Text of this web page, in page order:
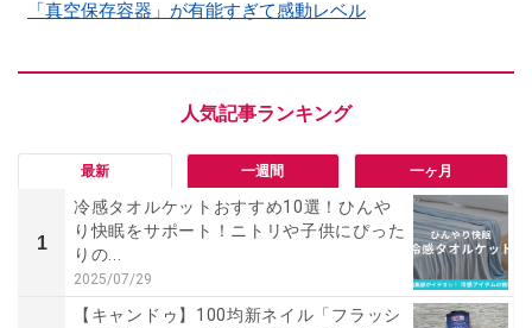
「真空保存容器」が有能すぎて感動レベル
最新 一週間 一ヶ月
1
冷感タオルケットおすすめ10選！ひんや
り快眠をサポート！ニトリや子供にぴった
りの...
2025/07/29
【キャンドゥ】100均新ネイル「フラッシ